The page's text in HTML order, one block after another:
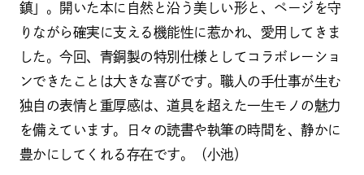
鎮」。開いた本に自然と沿う美しい形と、ページを守
りながら確実に支える機能性に惹かれ、愛用してきま
した。今回、青銅製の特別仕様としてコラボレーショ
ンできたことは大きな喜びです。職人の手仕事が生む
独自の表情と重厚感は、道具を超えた一生モノの魅力
を備えています。日々の読書や執筆の時間を、静かに
豊かにしてくれる存在です。（小池）